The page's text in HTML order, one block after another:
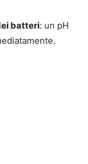
batteri: un pH